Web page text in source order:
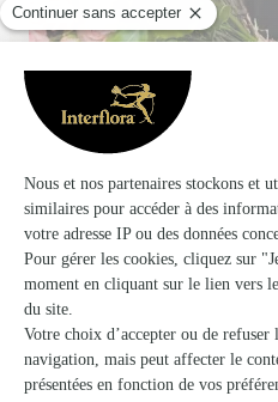
Marie Pivoine
Ecully
★
8, avenue Edouard Aynard
Voir la boutique